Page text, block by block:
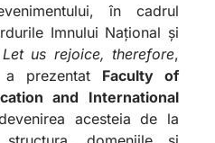
în cadrul
Imnului Național și
Let us rejoice, therefore,
a prezentat Faculty of
and International
acesteia de la